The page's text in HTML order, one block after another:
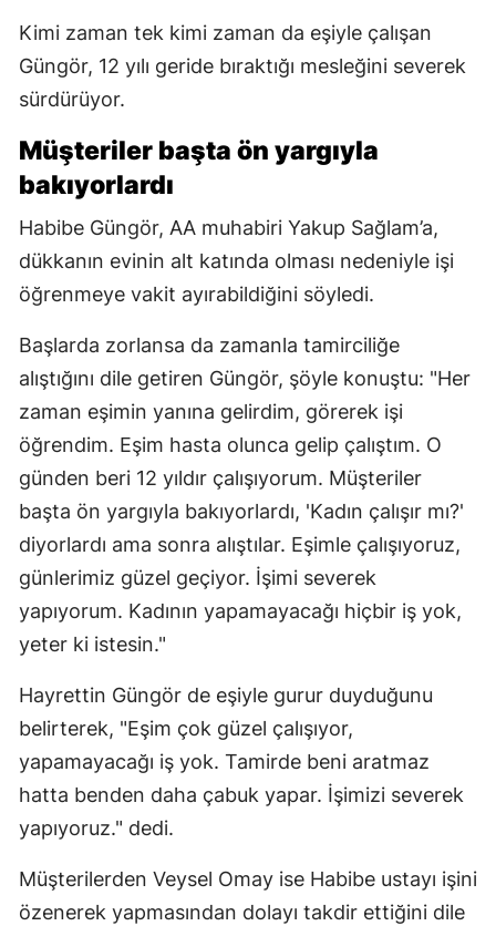
Kimi zaman tek kimi zaman da eşiyle çalışan
Güngör, 12 yılı geride bıraktığı mesleğini severek
sürdürüyor.
Müşteriler başta ön yargıyla
bakıyorlardı
Habibe Güngör, AA muhabiri Yakup Sağlam’a,
dükkanın evinin alt katında olması nedeniyle işi
öğrenmeye vakit ayırabildiğini söyledi.
Başlarda zorlansa da zamanla tamirciliğe
alıştığını dile getiren Güngör, şöyle konuştu: "Her
zaman eşimin yanına gelirdim, görerek işi
öğrendim. Eşim hasta olunca gelip çalıştım. O
günden beri 12 yıldır çalışıyorum. Müşteriler
başta ön yargıyla bakıyorlardı, 'Kadın çalışır mı?'
diyorlardı ama sonra alıştılar. Eşimle çalışıyoruz,
günlerimiz güzel geçiyor. İşimi severek
yapıyorum. Kadının yapamayacağı hiçbir iş yok,
yeter ki istesin."
Hayrettin Güngör de eşiyle gurur duyduğunu
belirterek, "Eşim çok güzel çalışıyor,
yapamayacağı iş yok. Tamirde beni aratmaz
hatta benden daha çabuk yapar. İşimizi severek
yapıyoruz." dedi.
Müşterilerden Veysel Omay ise Habibe ustayı işini
özenerek yapmasından dolayı takdir ettiğini dile